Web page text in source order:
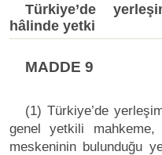
Türkiye’de
hâlinde yetki
MADDE 9
(1) Türkiye’de
genel yetkili mahkeme,
meskeninin bulunduğu